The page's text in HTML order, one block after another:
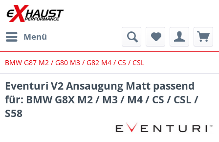
Menü
BMW G87 M2 / G80 M3 / G82 M4 / CS / CSL
Eventuri V2 Ansaugung Matt passend
für: BMW G8X M2 / M3 / M4 / CS / CSL /
S58